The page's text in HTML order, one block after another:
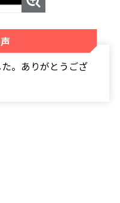
。ありがとうござ